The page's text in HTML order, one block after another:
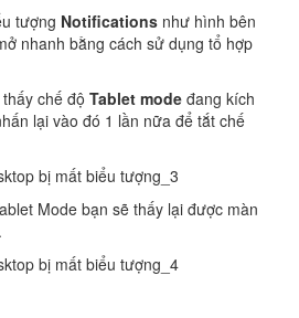
tượng Notifications như hình bên
nhanh bằng cách sử dụng tổ hợp
chế độ Tablet mode đang kích
lại vào đó 1 lần nữa để tắt chế
Mode bạn sẽ thấy lại được màn